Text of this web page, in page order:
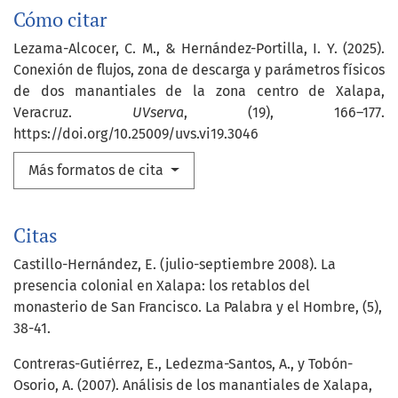
Cómo citar
Lezama-Alcocer, C. M., & Hernández-Portilla, I. Y. (2025).
Conexión de flujos, zona de descarga y parámetros físicos
de dos manantiales de la zona centro de Xalapa,
Veracruz. UVserva, (19), 166–177.
https://doi.org/10.25009/uvs.vi19.3046
Más formatos de cita
Citas
Castillo-Hernández, E. (julio-septiembre 2008). La
presencia colonial en Xalapa: los retablos del
monasterio de San Francisco. La Palabra y el Hombre, (5),
38-41.
Contreras-Gutiérrez, E., Ledezma-Santos, A., y Tobón-
Osorio, A. (2007). Análisis de los manantiales de Xalapa,